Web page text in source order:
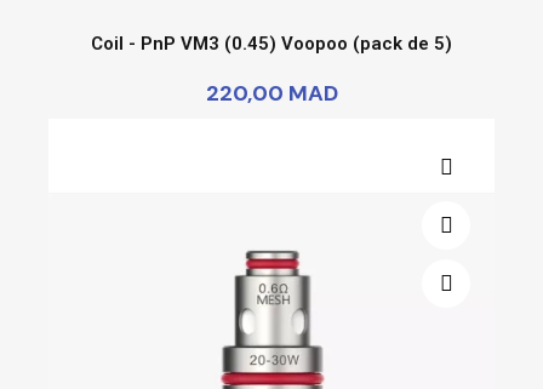
Coil - PnP VM3 (0.45) Voopoo (pack de 5)
220,00 MAD